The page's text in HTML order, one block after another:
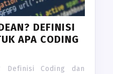
DEFINISI
APA CODING
Definisi Coding dan